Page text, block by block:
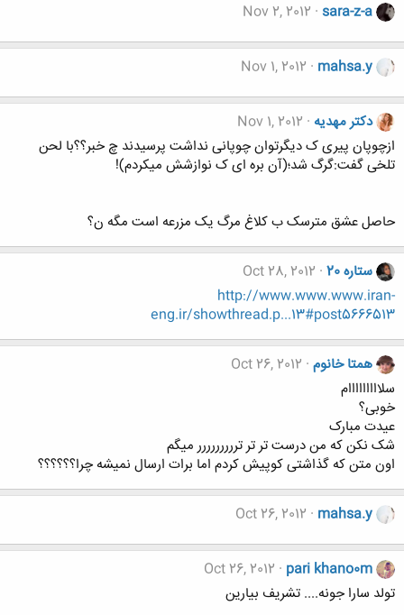
sara-z-a
Nov 2, 2012
mahsa.y
Nov 1, 2012
دکتر مهدیه Nov 1, 2012
ازچوپان پیری ک دیگرتوان چوپانی نداشت پرسیدند چ خبر؟؟با لحن
تلخی گفت:گرگ شد؛(آن بره ای ک نوازشش میکردم)!
حاصل عشق مترسک ب کلاغ مرگ یک مزرعه است مگه ن؟
ستاره 20
Oct 28, 2012
http://www.www.www.iran-
eng.ir/showthread.p...13#post5666513
همتا خانوم Oct 26, 2012
سلااااااااام
خوبی؟
عیدت مبارک
شک نکن که من درست تر تر تررررررررر میگم
اون متن که گذاشتی کوپیش کردم اما برات ارسال نمیشه چرا؟؟؟؟؟؟
mahsa.y
Oct 26, 2012
pari khano0m
Oct 26, 2012
تولد سارا جونه.... تشریف بیارین